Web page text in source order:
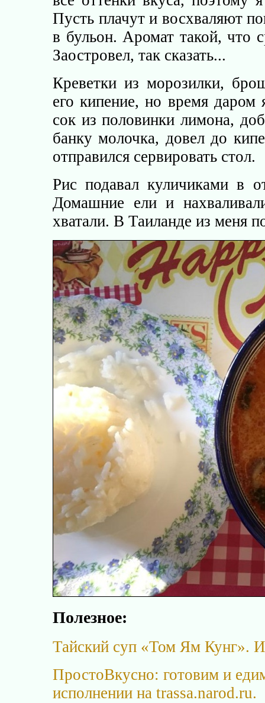
Пусть плачут и восхваляют
в бульон. Аромат такой, что
Заостровел, так сказать...
Креветки из морозилки,
его кипение, но время даром
сок из половинки лимона,
банку молочка, довел до
отправился сервировать стол.
Рис подавал куличиками в
Домашние ели и
хватали. В Таиланде из меня
Полезное:
Тайский суп «Том Ям Кунг».
ПростоВкусно: готовим и
исполнении на trassa.narod.ru.